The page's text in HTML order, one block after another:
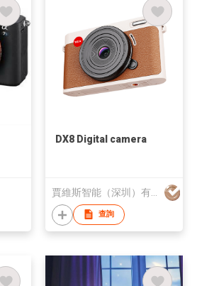
DX8 Digital camera
查詢